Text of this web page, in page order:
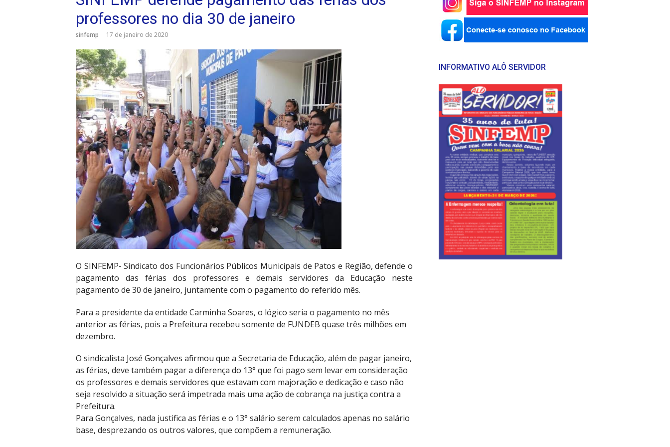
professores no dia 30 de janeiro
sinfemp 17 de janeiro de 2020
O SINFEMP- Sindicato dos Funcionários Públicos Municipais de Patos e Região, defende o
pagamento das férias dos professores e demais servidores da Educação neste
pagamento de 30 de janeiro, juntamente com o pagamento do referido mês.
Para a presidente da entidade Carminha Soares, o lógico seria o pagamento no mês
anterior as férias, pois a Prefeitura recebeu somente de FUNDEB quase três milhões em
dezembro.
O sindicalista José Gonçalves afirmou que a Secretaria de Educação, além de pagar janeiro,
as férias, deve também pagar a diferença do 13° que foi pago sem levar em consideração
os professores e demais servidores que estavam com majoração e dedicação e caso não
seja resolvido a situação será impetrada mais uma ação de cobrança na justiça contra a
Prefeitura.
Para Gonçalves, nada justifica as férias e o 13° salário serem calculados apenas no salário
base, desprezando os outros valores, que compõem a remuneração.
INFORMATIVO ALÔ SERVIDOR